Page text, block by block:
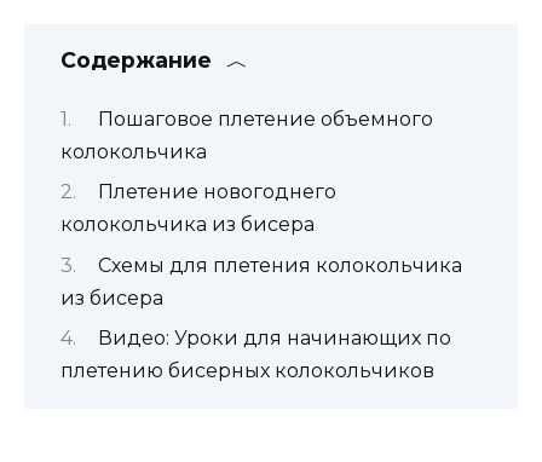
Содержание
Пошаговое плетение объемного
колокольчика
Плетение новогоднего
колокольчика из бисера
Схемы для плетения колокольчика
из бисера
Видео: Уроки для начинающих по
плетению бисерных колокольчиков